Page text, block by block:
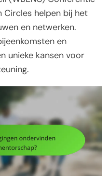
Circles helpen bij het
en netwerken.
en
unieke kansen voor